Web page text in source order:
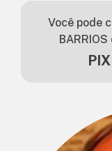
Você pode